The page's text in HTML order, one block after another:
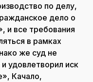
по делу,
дело о
и все требования
в рамках
же суд не
удовлетворил иск
Качало,